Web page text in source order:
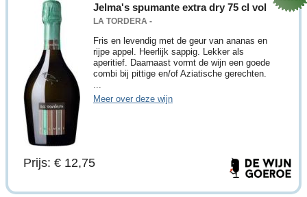
Jelma's spumante extra dry 75 cl vol
LA TORDERA -
Fris en levendig met de geur van ananas en
rijpe appel. Heerlijk sappig. Lekker als
aperitief. Daarnaast vormt de wijn een goede
combi bij pittige en/of Aziatische gerechten.
Meer over deze wijn
Prijs: € 12,75